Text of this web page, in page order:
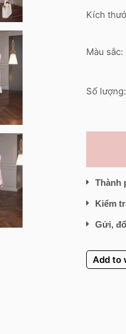
Kích
Màu sắc:
Số lượng:
Thành
Kiểm
Gửi,
Add to